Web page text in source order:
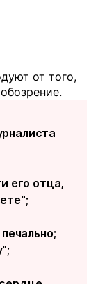
от того,
его отца,